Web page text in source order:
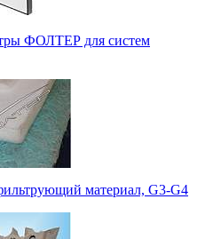
ФОЛТЕР для систем
материал, G3-G4